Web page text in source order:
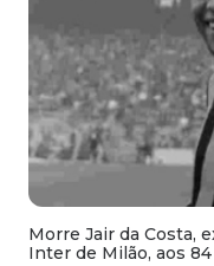
Morre Jair da Costa,
Inter de Milão, aos